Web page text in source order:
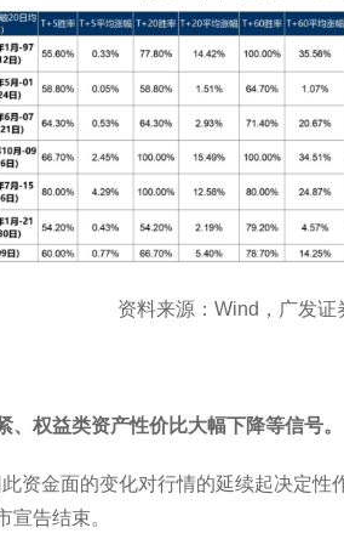
资料来源：Wind，广发证
权益类资产性价比大幅下降等信号。
资金面的变化对行情的延续起决定
告结束。